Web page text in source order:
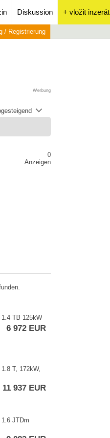
Diskussion + vložit inzerát
/ Registrierung
Werbung
0
Anzeigen
TB 125kW
6 972 EUR
T,​ 172kW,​
11 937 EUR
JTDm